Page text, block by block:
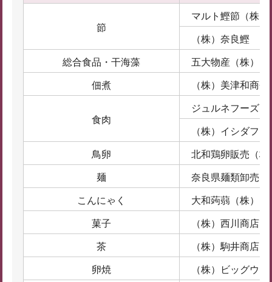
節
マルト鰹節（株）
（株）奈良鰹
総合食品・干海藻 五大物産（株）
佃煮 （株）美津和商会
食肉
ジュルネフーズ（
（株）イシダフー
鳥卵 北和鶏卵販売（株
麺 奈良県麺類卸売（
こんにゃく 大和蒟蒻（株）
菓子 （株）西川商店
茶 （株）駒井商店
卵焼 （株）ビッグウ